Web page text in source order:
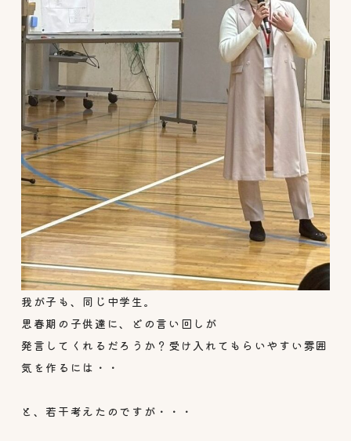
我が子も、同じ中学生。
思春期の子供達に、どの言い回しが
発言してくれるだろうか？受け入れてもらいやすい雰囲
気を作るには・・
と、若干考えたのですが・・・